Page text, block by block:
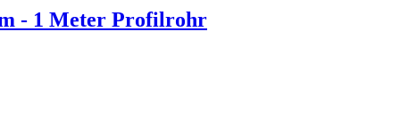
- 1 Meter Profilrohr